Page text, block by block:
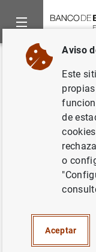
Inicio Noticias y
Volver
Estado
del
de 2013
POLÍTICA
Aviso
Este
de
o
Aceptar